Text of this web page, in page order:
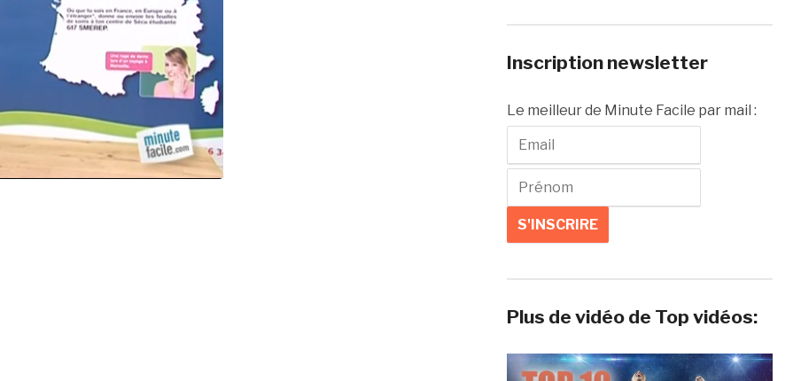
Inscription newsletter
Le meilleur de Minute Facile par mail :
Plus de vidéo de Top vidéos: